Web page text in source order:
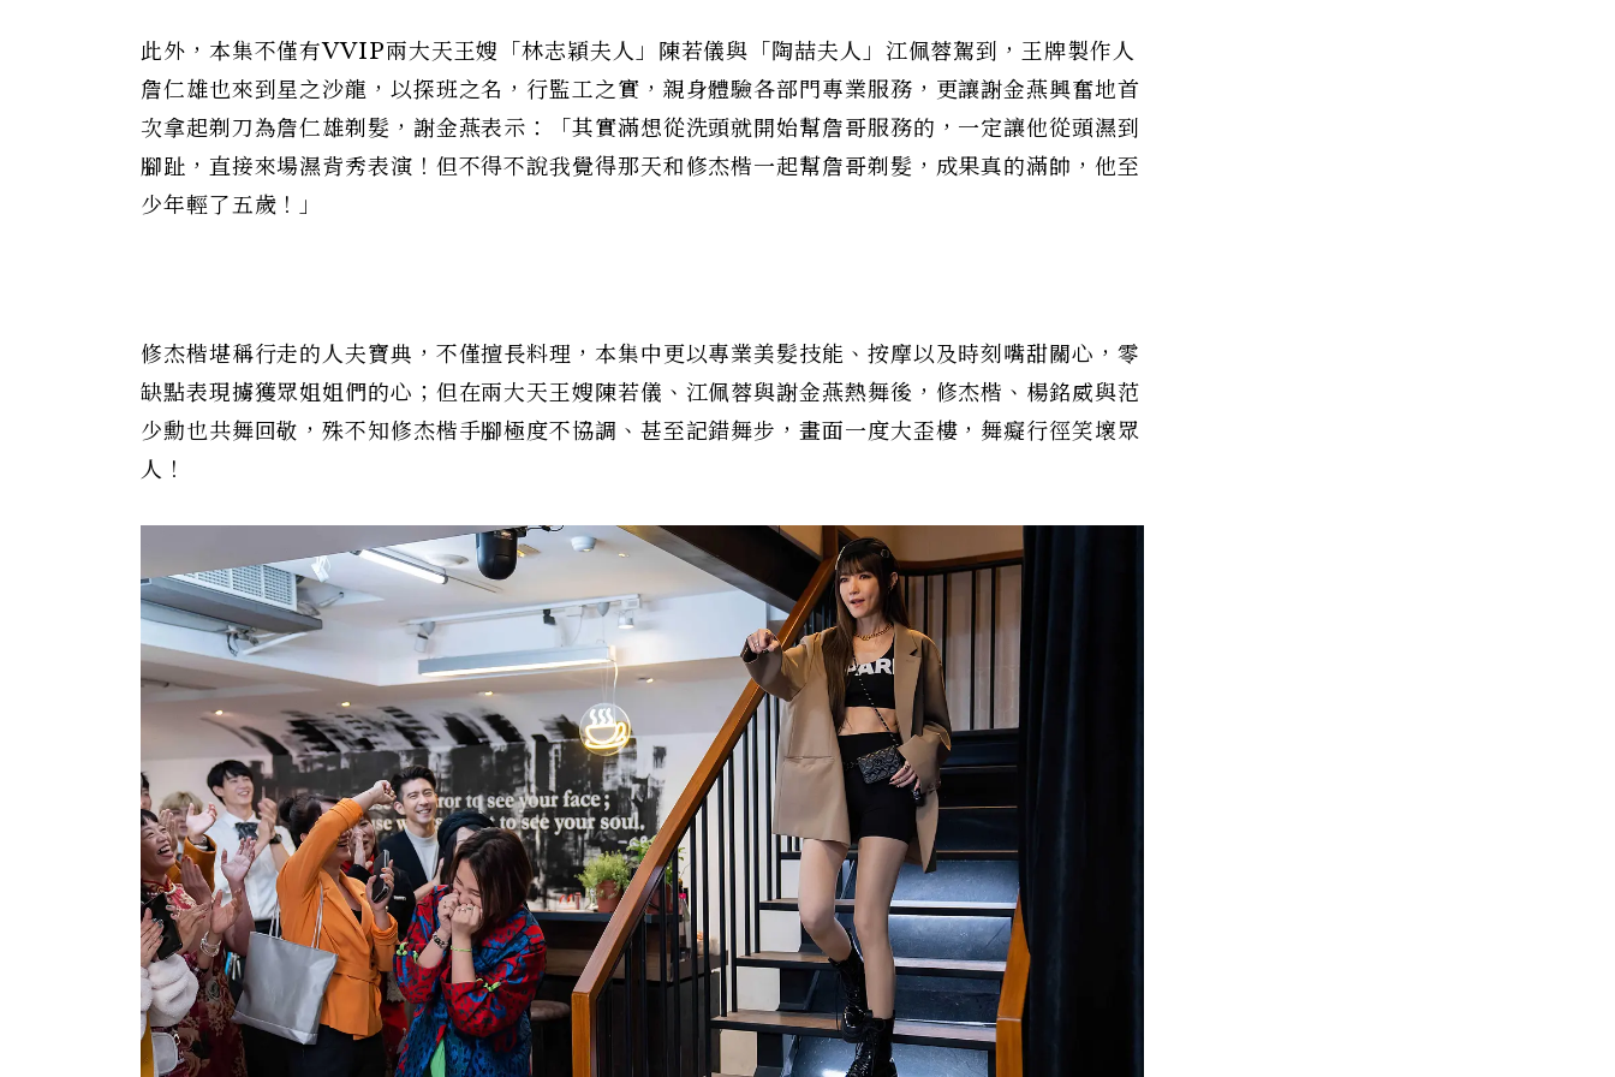
此外，本集不僅有VVIP兩大天王嫂「林志穎夫人」陳若儀與「陶喆夫人」江佩蓉駕到，王牌製作人
詹仁雄也來到星之沙龍，以探班之名，行監工之實，親身體驗各部門專業服務，更讓謝金燕興奮地首
次拿起剃刀為詹仁雄剃髮，謝金燕表示：「其實滿想從洗頭就開始幫詹哥服務的，一定讓他從頭濕到
腳趾，直接來場濕背秀表演！但不得不說我覺得那天和修杰楷一起幫詹哥剃髮，成果真的滿帥，他至
少年輕了五歲！」
修杰楷堪稱行走的人夫寶典，不僅擅長料理，本集中更以專業美髮技能、按摩以及時刻嘴甜關心，零
缺點表現擄獲眾姐姐們的心；但在兩大天王嫂陳若儀、江佩蓉與謝金燕熱舞後，修杰楷、楊銘威與范
少勳也共舞回敬，殊不知修杰楷手腳極度不協調、甚至記錯舞步，畫面一度大歪樓，舞癡行徑笑壞眾
人！